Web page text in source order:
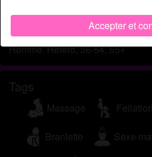
Accepter et
Cherche
Homme, Hétéro, 36-54, 55+
Tags
Massage Fellation
Branlette Sexe